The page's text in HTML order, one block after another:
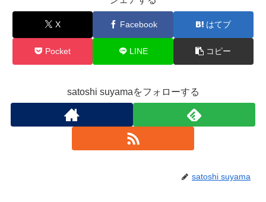
X Facebook はてブ
Pocket LINE コピー
satoshi suyamaをフォローする
satoshi suyama